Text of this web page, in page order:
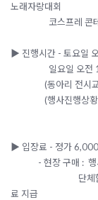
노래자랑대회
코스프레 콘테
▶ 진행시간 - 토요일
일요일 오전 10
(동아리 전시교류
(행사진행상황에
▶ 입장료 - 정가
- 현장 구매 : 행사
단체할인 20명
료 지급